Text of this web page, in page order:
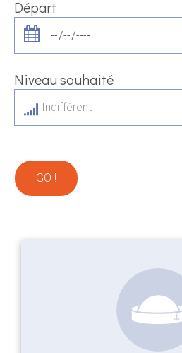
Départ
Niveau souhaité
Indifférent